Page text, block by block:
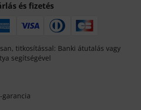
és fizetés
titkosítással: Banki átutalás vagy
segítségével
garancia